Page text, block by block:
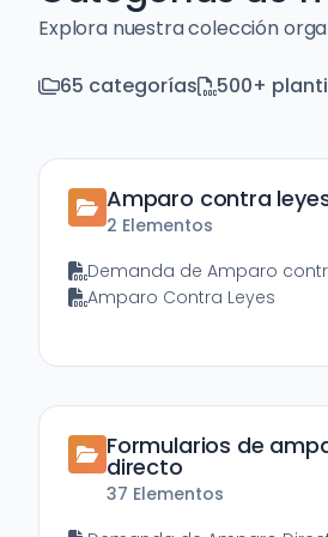
Explora nuestra colección
65 categorías 500+
Amparo contra
2 Elementos
Amparo Contra Leyes
Formularios de
directo
37 Elementos